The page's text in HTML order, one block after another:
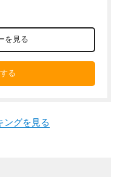
を見る
る
ングを見る